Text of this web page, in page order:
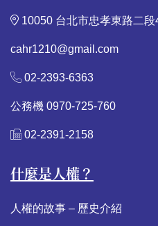
10050 台北市忠孝東路二
cahr1210@gmail.com
02-2393-6363
公務機 0970-725-760
02-2391-2158
什麼是人權？
人權的故事 – 歷史介紹